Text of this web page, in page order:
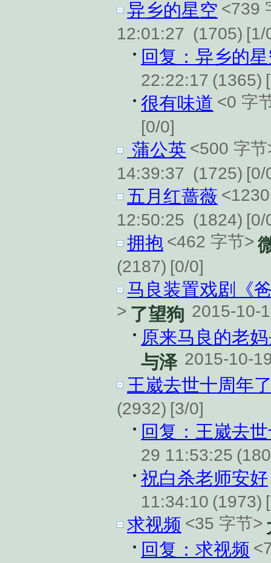
异乡的星空 <739
12:01:27 (1705) [1/
回复：异乡的
22:22:17 (1365)
很有味道 <0 字
[0/0]
蒲公英 <500 字节
14:39:37 (1725) [0/
五月红蔷薇
12:50:25 (1824) [0/
拥抱 <462 字节>
(2187) [0/0]
马良装置戏剧《
> 了望狗 2015-10-
原来马良的老
与泽 2015-10-
王崴去世十周年
(2932) [3/0]
回复：王崴去
29 11:53:25
祝白杀老师安好
11:34:10 (1973)
求视频 <35 字节>
回复：求视频